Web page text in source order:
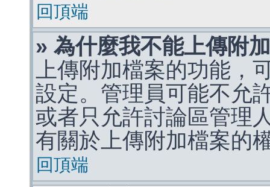
回頂端
» 為什麼我不能上傳附
上傳附加檔案的功能，
設定。管理員可能不允
或者只允許討論區管理
有關於上傳附加檔案的
回頂端